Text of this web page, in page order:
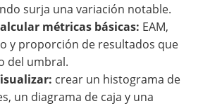
surja una variación notable.
métricas básicas: EAM,
y proporción de resultados que
del umbral.
crear un histograma de
un diagrama de caja y una